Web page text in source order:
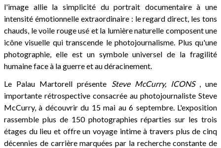
l'image allie la simplicité du portrait documentaire à une
intensité émotionnelle extraordinaire : le regard direct, les tons
chauds, le voile rouge usé et la lumière naturelle composent une
icône visuelle qui transcende le photojournalisme. Plus qu'une
photographie, elle est un symbole universel de la fragilité
humaine face à la guerre et au déracinement.
Le Palau Martorell présente Steve McCurry, ICONS, une
importante rétrospective consacrée au photojournaliste Steve
McCurry, à découvrir du 15 mai au 6 septembre. L'exposition
rassemble plus de 150 photographies réparties sur les trois
étages du lieu et offre un voyage intime à travers plus de cinq
décennies de carrière marquées par la recherche constante de